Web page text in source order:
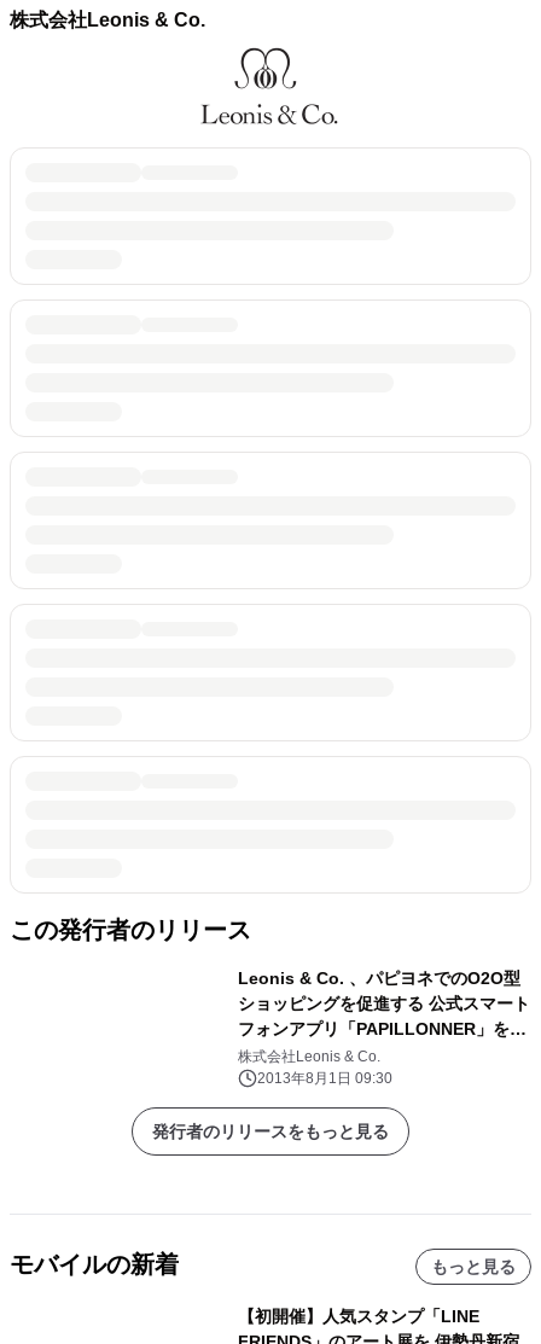
株式会社Leonis & Co.
この発行者のリリース
Leonis & Co. 、パピヨネでのO2O型
ショッピングを促進する 公式スマート
フォンアプリ「PAPILLONNER」をリ
リース
株式会社Leonis & Co.
2013年8月1日 09:30
発行者のリリースをもっと見る
モバイルの新着 もっと見る
【初開催】人気スタンプ「LINE